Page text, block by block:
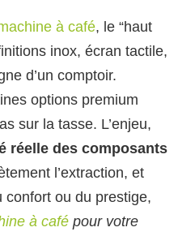
à café, le “haut
inox, écran tactile,
d’un comptoir.
options premium
sur la tasse. L’enjeu,
réelle des composants
l’extraction, et
ou du prestige,
à café pour votre